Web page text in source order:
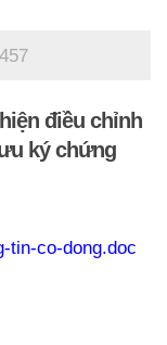
điều chỉnh
ký chứng
tin-co-dong.doc